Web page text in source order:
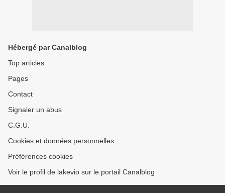
Hébergé par Canalblog
Top articles
Pages
Contact
Signaler un abus
C.G.U.
Cookies et données personnelles
Préférences cookies
Voir le profil de lakevio sur le portail Canalblog